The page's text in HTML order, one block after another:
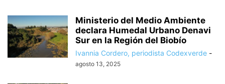
Ministerio del Medio Ambiente
declara Humedal Urbano Denavi
Sur en la Región del Biobío
Ivannia Cordero, periodista Codexverde -
agosto 13, 2025